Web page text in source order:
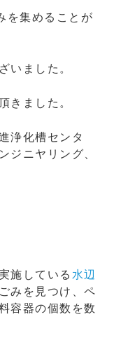
を集めることが
いました。
きました。
浄化槽センタ
ジニヤリング、
施している 水辺
みを見つけ、ペ
容器の個数を数